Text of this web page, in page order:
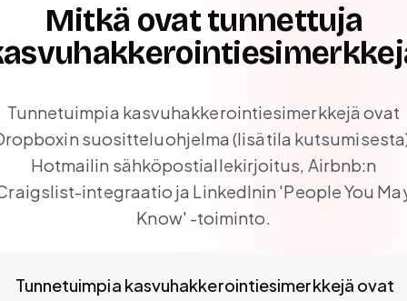
Mitkä ovat tunnettuja
Tunnetuimpia kasvuhakkerointiesimerkkejä ovat
suositteluohjelma (lisätila
Hotmailin sähköpostiallekirjoitus, Airbnb:n
integraatio ja LinkedInin 'People You
Know' -toiminto.
Tunnetuimpia kasvuhakkerointiesimerkkejä ovat